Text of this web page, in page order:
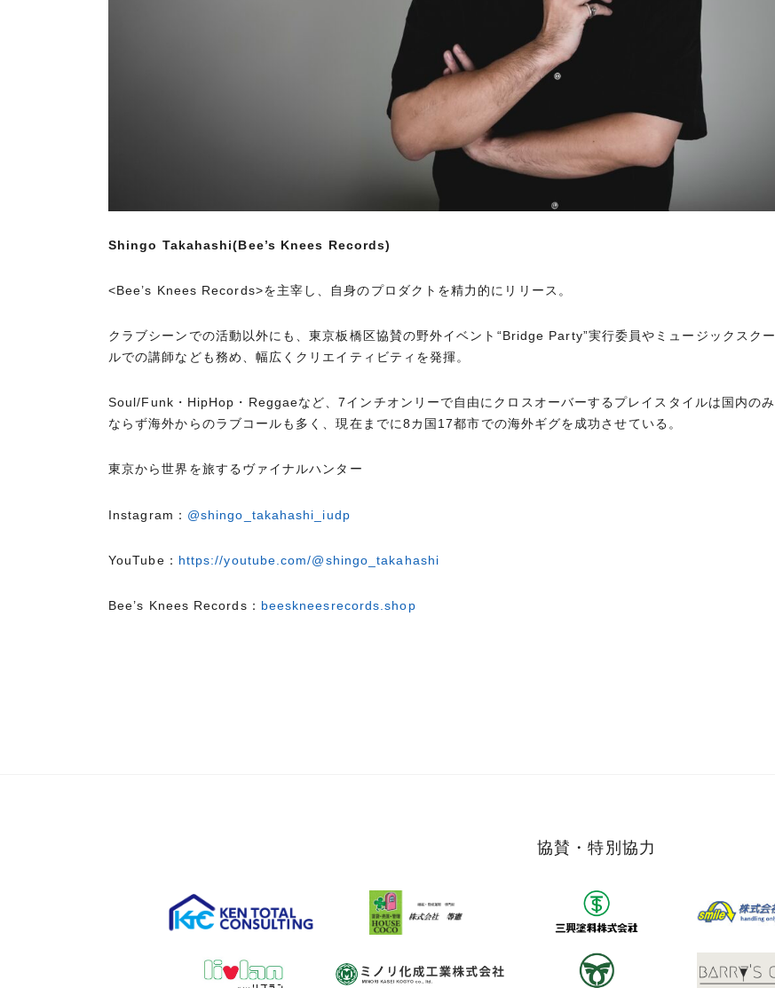
Shingo Takahashi(Bee’s Knees Records)
<Bee’s Knees Records>を主宰し、自身のプロダクトを精力的にリリース。
クラブシーンでの活動以外にも、東京板橋区協賛の野外イベント “Bridge Party”実行委員やミュージックスクー
ルでの講師なども務め、幅広くクリエイティビティを発揮。
Soul/Funk ・ HipHop ・ Reggaeなど、7 インチオンリーで自由にクロスオーバーするプレイスタイルは国内のみ
ならず海外からのラブコールも多く、現在までに8 カ国 17都市での海外ギグを成功させている。
東京から世界を旅するヴァイナルハンター
Instagram： @shingo_takahashi_iudp
YouTube： https://youtube.com/@shingo_takahashi
Bee’s Knees Records： beeskneesrecords.shop
協賛・特別協力